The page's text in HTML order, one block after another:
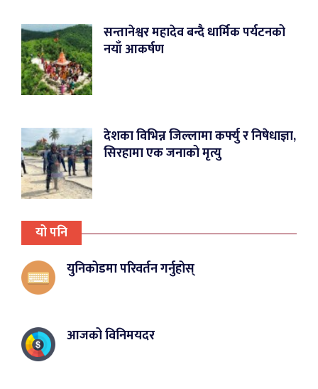
सन्तानेश्वर महादेव बन्दै धार्मिक पर्यटनको
नयाँ आकर्षण
देशका विभिन्न जिल्लामा कर्फ्यु र निषेधाज्ञा,
सिरहामा एक जनाको मृत्यु
यो पनि
युनिकोडमा परिवर्तन गर्नुहोस्
आजको विनिमयदर